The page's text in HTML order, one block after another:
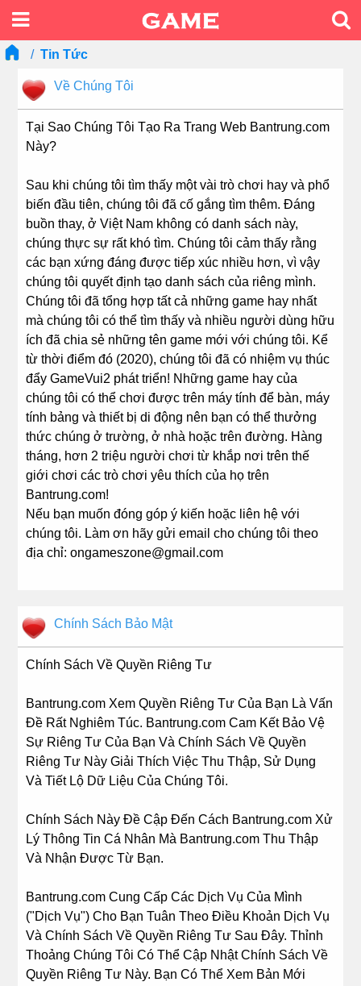
Tin Tức
Về Chúng Tôi
Tại Sao Chúng Tôi Tạo Ra Trang Web Bantrung.com
Này?
Sau khi chúng tôi tìm thấy một vài trò chơi hay và phổ
biến đầu tiên, chúng tôi đã cố gắng tìm thêm. Đáng
buồn thay, ở Việt Nam không có danh sách này,
chúng thực sự rất khó tìm. Chúng tôi cảm thấy rằng
các bạn xứng đáng được tiếp xúc nhiều hơn, vì vậy
chúng tôi quyết định tạo danh sách của riêng mình.
Chúng tôi đã tổng hợp tất cả những game hay nhất
mà chúng tôi có thể tìm thấy và nhiều người dùng hữu
ích đã chia sẻ những tên game mới với chúng tôi. Kể
từ thời điểm đó (2020), chúng tôi đã có nhiệm vụ thúc
đẩy GameVui2 phát triển! Những game hay của
chúng tôi có thể chơi được trên máy tính để bàn, máy
tính bảng và thiết bị di động nên bạn có thể thưởng
thức chúng ở trường, ở nhà hoặc trên đường. Hàng
tháng, hơn 2 triệu người chơi từ khắp nơi trên thế
giới chơi các trò chơi yêu thích của họ trên
Bantrung.com!
Nếu bạn muốn đóng góp ý kiến hoặc liên hệ với
chúng tôi. Làm ơn hãy gửi email cho chúng tôi theo
địa chỉ: ongameszone@gmail.com
Chính Sách Bảo Mật
Chính Sách Về Quyền Riêng Tư
Bantrung.com Xem Quyền Riêng Tư Của Bạn Là Vấn
Đề Rất Nghiêm Túc. Bantrung.com Cam Kết Bảo Vệ
Sự Riêng Tư Của Bạn Và Chính Sách Về Quyền
Riêng Tư Này Giải Thích Việc Thu Thập, Sử Dụng
Và Tiết Lộ Dữ Liệu Của Chúng Tôi.
Chính Sách Này Đề Cập Đến Cách Bantrung.com Xử
Lý Thông Tin Cá Nhân Mà Bantrung.com Thu Thập
Và Nhận Được Từ Bạn.
Bantrung.com Cung Cấp Các Dịch Vụ Của Mình
("Dịch Vụ") Cho Bạn Tuân Theo Điều Khoản Dịch Vụ
Và Chính Sách Về Quyền Riêng Tư Sau Đây. Thỉnh
Thoảng Chúng Tôi Có Thể Cập Nhật Chính Sách Về
Quyền Riêng Tư Này. Bạn Có Thể Xem Bản Mới